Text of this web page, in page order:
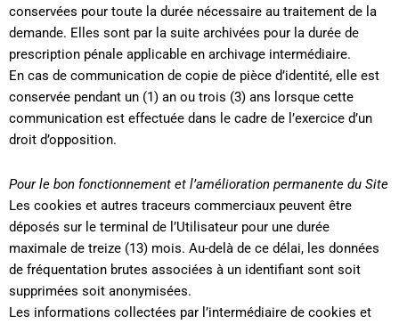
conservées pour toute la durée nécessaire au traitement de la
demande. Elles sont par la suite archivées pour la durée de
prescription pénale applicable en archivage intermédiaire.
En cas de communication de copie de pièce d’identité, elle est
conservée pendant un (1) an ou trois (3) ans lorsque cette
communication est effectuée dans le cadre de l’exercice d’un
droit d’opposition.
Pour le bon fonctionnement et l’amélioration permanente du Site
Les cookies et autres traceurs commerciaux peuvent être
déposés sur le terminal de l’Utilisateur pour une durée
maximale de treize (13) mois. Au-delà de ce délai, les données
de fréquentation brutes associées à un identifiant sont soit
supprimées soit anonymisées.
Les informations collectées par l’intermédiaire de cookies et